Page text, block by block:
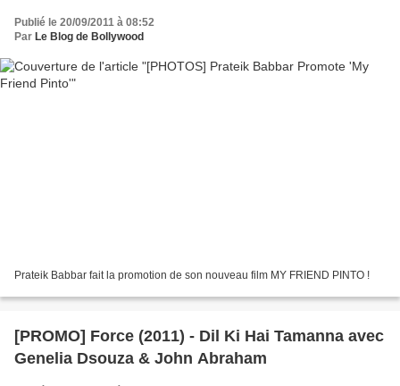
Publié le 20/09/2011 à 08:52
Par Le Blog de Bollywood
Prateik Babbar fait la promotion de son nouveau film MY FRIEND PINTO !
[PROMO] Force (2011) - Dil Ki Hai Tamanna avec
Genelia Dsouza & John Abraham